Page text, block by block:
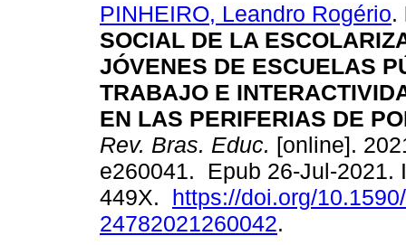
PINHEIRO, Leandro Rogério.
SOCIAL DE LA
JÓVENES DE ESCUELAS
TRABAJO E
EN LAS PERIFERIAS DE
Rev. Bras. Educ. [online].
e260041. Epub 26-Jul-2021.
449X. https://doi.org/
24782021260042.